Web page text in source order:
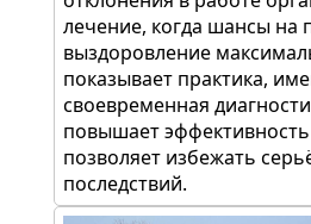
лечение, когда шансы на
выздоровление
показывает практика,
своевременная
повышает
позволяет избежать
последствий.